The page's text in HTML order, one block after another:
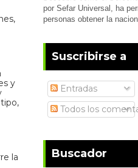
y
la
por Sefar Universal, ha
personas obtener la
Suscribirse a
Entradas
Todos los
Buscador